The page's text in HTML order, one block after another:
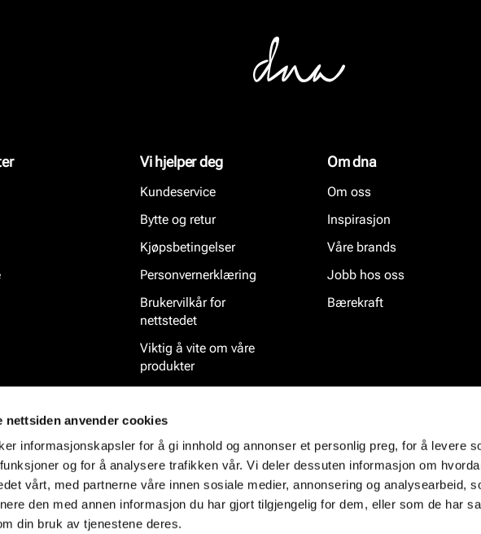
nettsiden anvender cookies
informasjonskapsler for å gi innhold og annonser et personlig preg, for å levere
og for å analysere trafikken vår. Vi deler dessuten informasjon om
vårt, med partnerne våre innen sosiale medier, annonsering og analysearbeid,
den med annen informasjon du har gjort tilgjengelig for dem, eller som de har
din bruk av tjenestene deres.
Vi hjelper deg
Kundeservice
Bytte og retur
Kjøpsbetingelser
Personvernerklæring
Brukervilkår for
nettstedet
Viktig å vite om våre
produkter
Om dna
Om oss
Inspirasjon
Våre brands
Jobb hos oss
Bærekraft